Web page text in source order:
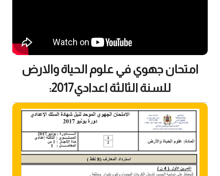
امتحان جهوي في علوم الحياة والارض
للسنة الثالثة اعدادي2017: